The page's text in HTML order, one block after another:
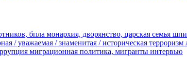
бпла монархия, дворянство, царская семья
/ уважаемая / знаменитая / историческая терроризм
миграционная политика, мигранты интервью